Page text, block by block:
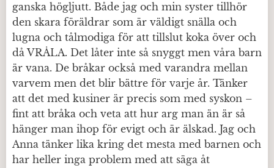
ganska högljutt. Både jag och min syster tillhör
den skara föräldrar som är väldigt snälla och
lugna och tålmodiga för att tillslut koka över och
då VRÅLA. Det låter inte så snyggt men våra barn
är vana. De bråkar också med varandra mellan
varvem men det blir bättre för varje år. Tänker
att det med kusiner är precis som med syskon –
fint att bråka och veta att hur arg man än är så
hänger man ihop för evigt och är älskad. Jag och
Anna tänker lika kring det mesta med barnen och
har heller inga problem med att säga åt